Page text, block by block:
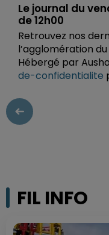
Le journal du
de 12h00
Retrouvez nos
l’agglomération
Hébergé par
de-confidentialite
FIL INFO